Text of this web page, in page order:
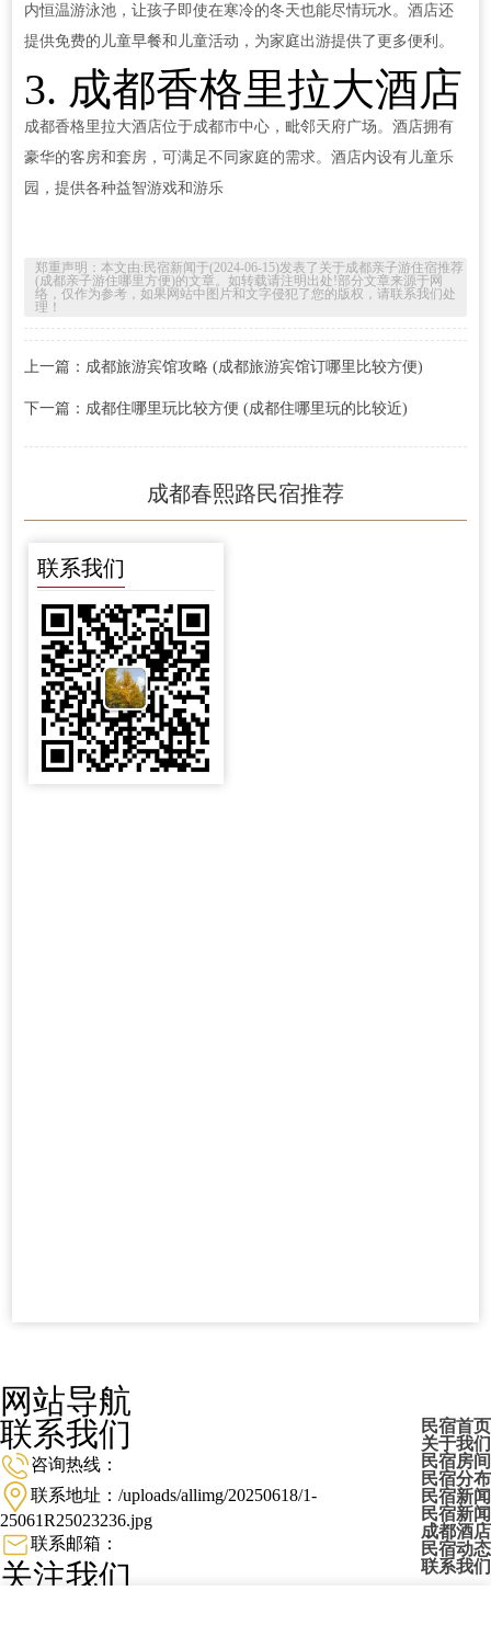
内恒温游泳池，让孩子即使在寒冷的冬天也能尽情玩水。酒店还
提供免费的儿童早餐和儿童活动，为家庭出游提供了更多便利。
3. 成都香格里拉大酒店
成都香格里拉大酒店位于成都市中心，毗邻天府广场。酒店拥有
豪华的客房和套房，可满足不同家庭的需求。酒店内设有儿童乐
园，提供各种益智游戏和游乐
郑重声明：本文由:民宿新闻于(2024-06-15)发表了关于成都亲子游住宿推荐
(成都亲子游住哪里方便)的文章。如转载请注明出处!部分文章来源于网
络，仅作为参考，如果网站中图片和文字侵犯了您的版权，请联系我们处
理！
上一篇：成都旅游宾馆攻略 (成都旅游宾馆订哪里比较方便)
下一篇：成都住哪里玩比较方便 (成都住哪里玩的比较近)
成都春熙路民宿推荐
联系我们
网站导航
民宿首页
关于我们
民宿房间
民宿分布
民宿新闻
民宿新闻
成都酒店
民宿动态
联系我们
联系我们
咨询热线：
联系地址：/uploads/allimg/20250618/1-
25061R25023236.jpg
联系邮箱：
关注我们